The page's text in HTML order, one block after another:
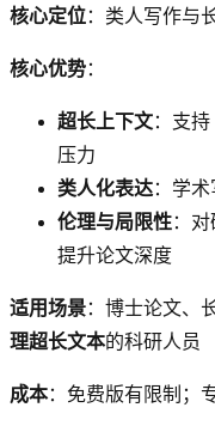
核心定位：类人写作与
核心优势：
超长上下文：支
压力
类人化表达：学
伦理与局限性：
提升论文深度
适用场景：博士论文、
理超长文本的科研人员
成本：免费版有限制；